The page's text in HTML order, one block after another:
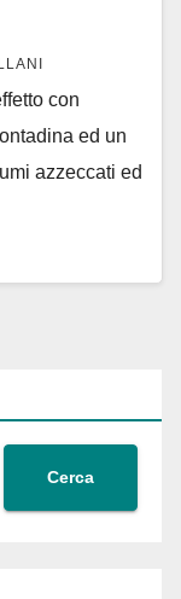
con
ed un
azzeccati ed
Cerca